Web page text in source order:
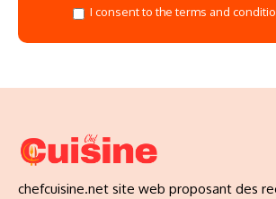
I consent to the terms and
chefcuisine.net site web proposant des